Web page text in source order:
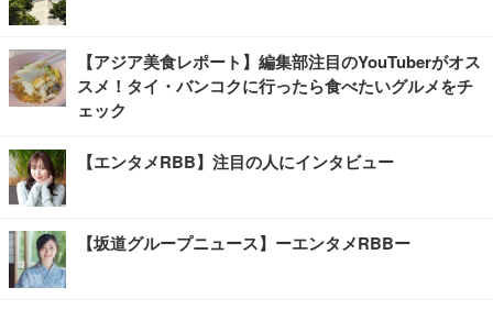
【アジア美食レポート】編集部注目のYouTuberがオス
スメ！タイ・バンコクに行ったら食べたいグルメをチ
ェック
【エンタメRBB】注目の人にインタビュー
【坂道グループニュース】ーエンタメRBBー